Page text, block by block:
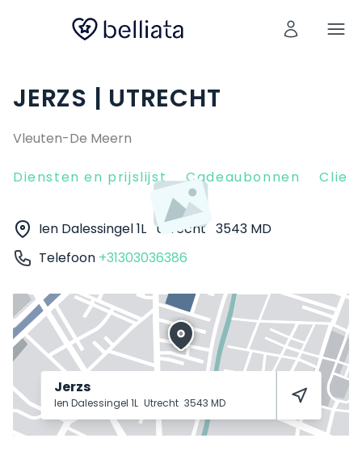
JERZS | UTRECHT
Vleuten-De Meern
Diensten en prijslijst Cadeaubonnen
Ien Dalessingel 1L Utrecht 3543 MD
Telefoon +31303036386
Jerzs
Ien Dalessingel 1L Utrecht 3543 MD